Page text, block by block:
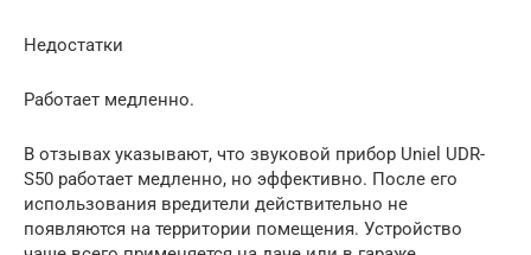
Недостатки
Работает медленно.
В отзывах указывают, что звуковой прибор Uniel UDR-
S50 работает медленно, но эффективно. После его
использования вредители действительно не
появляются на территории помещения. Устройство